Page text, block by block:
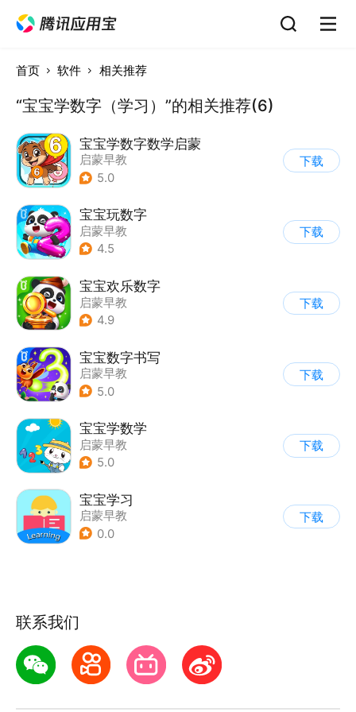
首页 软件 相关推荐
“宝宝学数字（学习）”的相关推荐(6)
宝宝学数字数学启蒙
启蒙早教
5.0
下载
宝宝玩数字
启蒙早教
4.5
下载
宝宝欢乐数字
启蒙早教
4.9
下载
宝宝数字书写
启蒙早教
5.0
下载
宝宝学数学
启蒙早教
5.0
下载
宝宝学习
启蒙早教
0.0
下载
联系我们